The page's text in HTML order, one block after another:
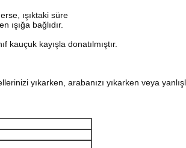
ışıktaki süre
bağlıdır.
kauçuk kayışla donatılmıştır.
yıkarken, arabanızı yıkarken veya